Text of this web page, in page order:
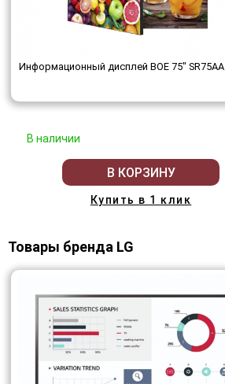
Информационный дисплей BOE 75" SR75AA
В наличии
В КОРЗИНУ
Купить в 1 клик
Товары бренда LG